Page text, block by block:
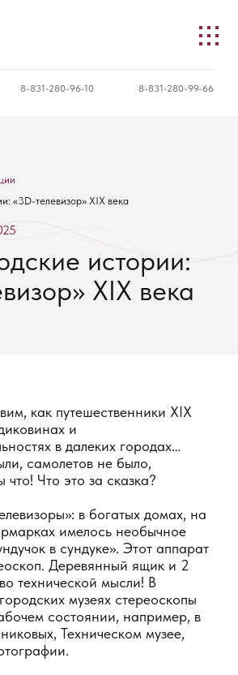
8-831-280-96-10
8-831-280-99-66
«3D-телевизор» XIX века
истории:
XIX века
как путешественники XIX
и
в далеких городах…
самолетов не было,
что! Что это за сказка?
в богатых домах, на
имелось необычное
в сундуке». Этот аппарат
Деревянный ящик и 2
технической мысли! В
музеях стереоскопы
состоянии, например, в
Техническом музее,